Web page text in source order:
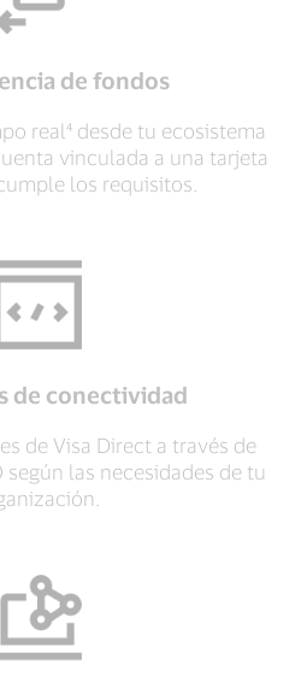
de fondos
real⁴ desde tu ecosistema
vinculada a una tarjeta
los requisitos.
de conectividad
de Visa Direct a través de
según las necesidades de tu